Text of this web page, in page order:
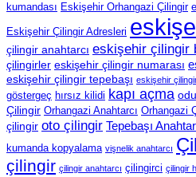
kumandası Eskişehir Orhangazi Çilingir
Eskişehir Çilingir Adresleri
çilingir anahtarcı eskişehir çilingir
çilingirler eskişehir çilingir numarası
eskişehir çilingir tepebaşı eskişehir
göstergeç hırsız kilidi kapı açma
Çilingir Orhangazi Anahtarcı Orhangazi
çilingir oto çilingir Tepebaşı
kumanda kopyalama vişnelik anahtarcı
çilingir çilingir anahtarcı çilingirci çilingir